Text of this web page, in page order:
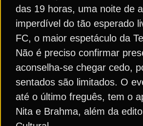
das 19 horas, uma noite de
imperdível do tão esperado
FC, o maior espetáculo da
Não é preciso confirmar
aconselha-se chegar cedo,
sentados são limitados. O
até o último freguês, tem o
Nita e Brahma, além da